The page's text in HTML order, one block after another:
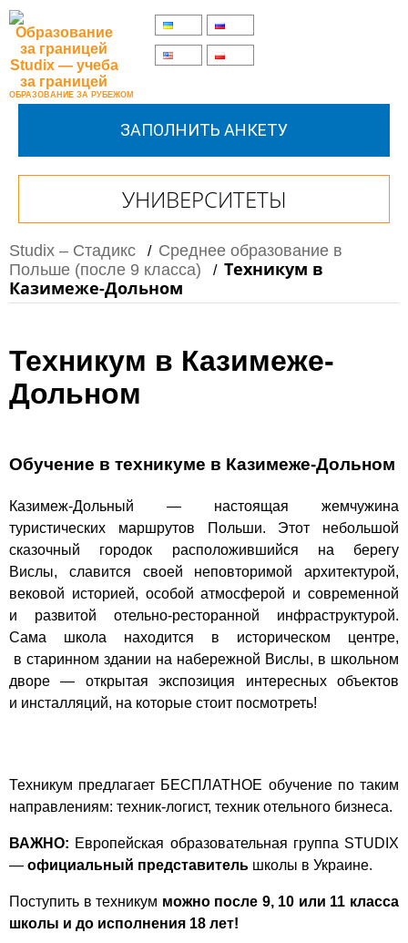
ОБРАЗОВАНИЕ ЗА РУБЕЖОМ
ЗАПОЛНИТЬ АНКЕТУ
УНИВЕРСИТЕТЫ
Studix – Стадикс / Среднее образование в
Польше (после 9 класса)
/ Техникум в
Казимеже-Дольном
Техникум в Казимеже-
Дольном
Обучение в техникуме в Казимеже-Дольном
Казимеж-Дольный — настоящая жемчужина
туристических маршрутов Польши. Этот небольшой
сказочный городок расположившийся на берегу
Вислы, славится своей неповторимой архитектурой,
вековой историей, особой атмосферой и современной
и развитой отельно-ресторанной инфраструктурой.
Сама школа находится в историческом центре,
в старинном здании на набережной Вислы, в школьном
дворе — открытая экспозиция интересных объектов
и инсталляций, на которые стоит посмотреть!
Техникум предлагает БЕСПЛАТНОЕ обучение по таким
направлениям: техник-логист, техник отельного бизнеса.
ВАЖНО: Европейская образовательная группа STUDIX
— официальный представитель школы в Украине.
Поступить в техникум можно после 9, 10 или 11 класса
школы и до исполнения 18 лет!